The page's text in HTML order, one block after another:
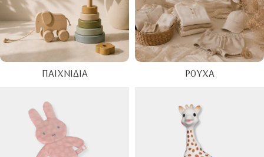
ΠΑΙΧΝΊΔΙΑ ΡΟΎΧΑ